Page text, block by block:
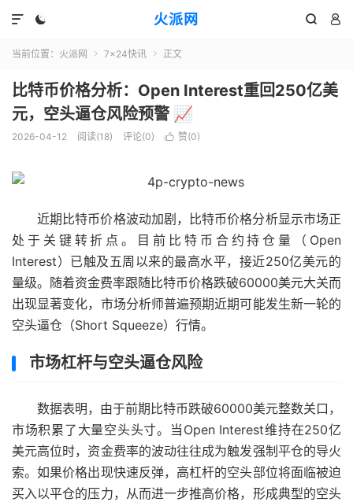
火派网
  

当前位置： 火派网  7×24快讯  正文
比特币价格分析：Open Interest重回250亿美
元，空头逼仓风险预警 📈
2026-04-12 阅读(18) 评论(0)  赞(0)
近期比特币价格波动加剧，比特币价格分析显示市场正
处于关键转折点。目前比特币合约持仓量（Open
Interest）已触及五周以来的最高水平，接近250亿美元的
量级。随着资金费率跟随比特币价格跌破60000美元大关而
出现显著变化，市场分析师普遍预期近期可能发生新一轮的
空头逼仓（Short Squeeze）行情。
市场杠杆与空头逼仓风险
数据表明，由于前期比特币跌破60000美元整数关口，
市场积累了大量空头头寸。当Open Interest维持在250亿
美元高位时，资金费率的波动往往成为触发强制平仓的导火
索。如果价格出现快速反弹，高杠杆的空头部位将面临被迫
买入以平仓的压力，从而进一步推高价格，形成典型的空头